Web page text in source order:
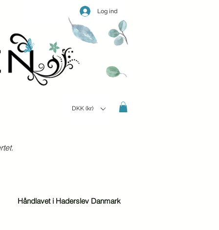
Log ind
DKK (kr)
Håndlavet i Haderslev Danmark